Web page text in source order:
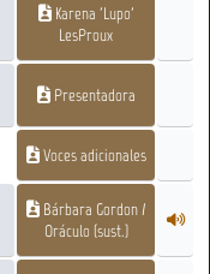
Karena 'Lupo'
LesProux
Presentadora
Voces adicionales
Bárbara Gordon /
Oráculo (sust.)